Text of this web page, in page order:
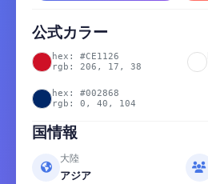
公式カラー
hex: #CE1126
rgb: 206, 17, 38
hex: #002868
rgb: 0, 40, 104
国情報
大陸
アジア